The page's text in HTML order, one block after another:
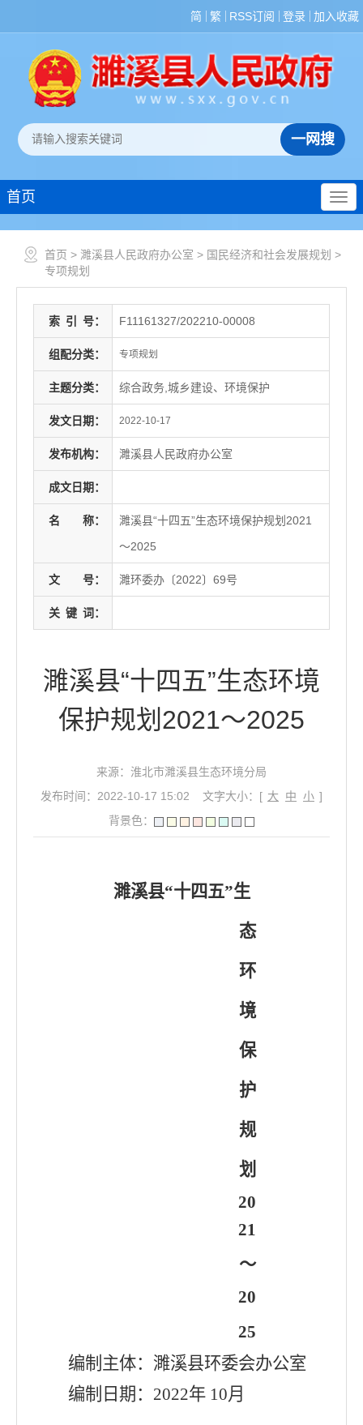
简 繁 RSS订阅 登录 加入收藏
首页
首页 > 濉溪县人民政府办公室 > 国民经济和社会发展规划 >
专项规划
索 引 号： F11161327/202210-00008
组配分类： 专项规划
主题分类： 综合政务,城乡建设、环境保护
发文日期： 2022-10-17
发布机构： 濉溪县人民政府办公室
成文日期：
名 称：
濉溪县“十四五”生态环境保护规划2021
～2025
文 号： 濉环委办〔2022〕69号
关 键 词：
濉溪县“十四五”生态环境
保护规划2021～2025
来源：淮北市濉溪县生态环境分局
发布时间：2022-10-17 15:02
文字大小：[ 大 中 小 ]
背景色：
濉溪县“十四五”生
态
环
境
保
护
规
划
20
21
～
20
25
编制主体：濉溪县环委会办公室
编制日期：2022年 10月